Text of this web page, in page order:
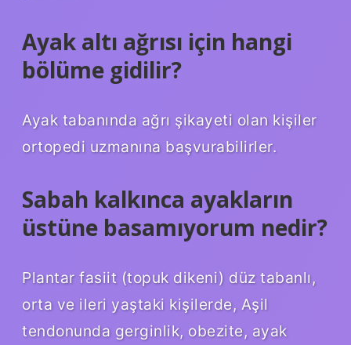
Ayak altı ağrısı için hangi
bölüme gidilir?
Ayak tabanında ağrı şikayeti olan kişiler
ortopedi uzmanına başvurabilirler.
Sabah kalkınca ayakların
üstüne basamıyorum nedir?
Plantar fasiit (topuk dikeni) düz tabanlı,
orta ve ileri yaştaki kişilerde, Aşil
tendonunda gerginlik, obezite, ayak